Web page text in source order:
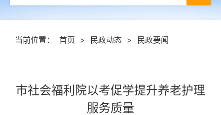
当前位置： 首页 > 民政动态 > 民政要闻
市社会福利院以考促学提升养老护理
服务质量